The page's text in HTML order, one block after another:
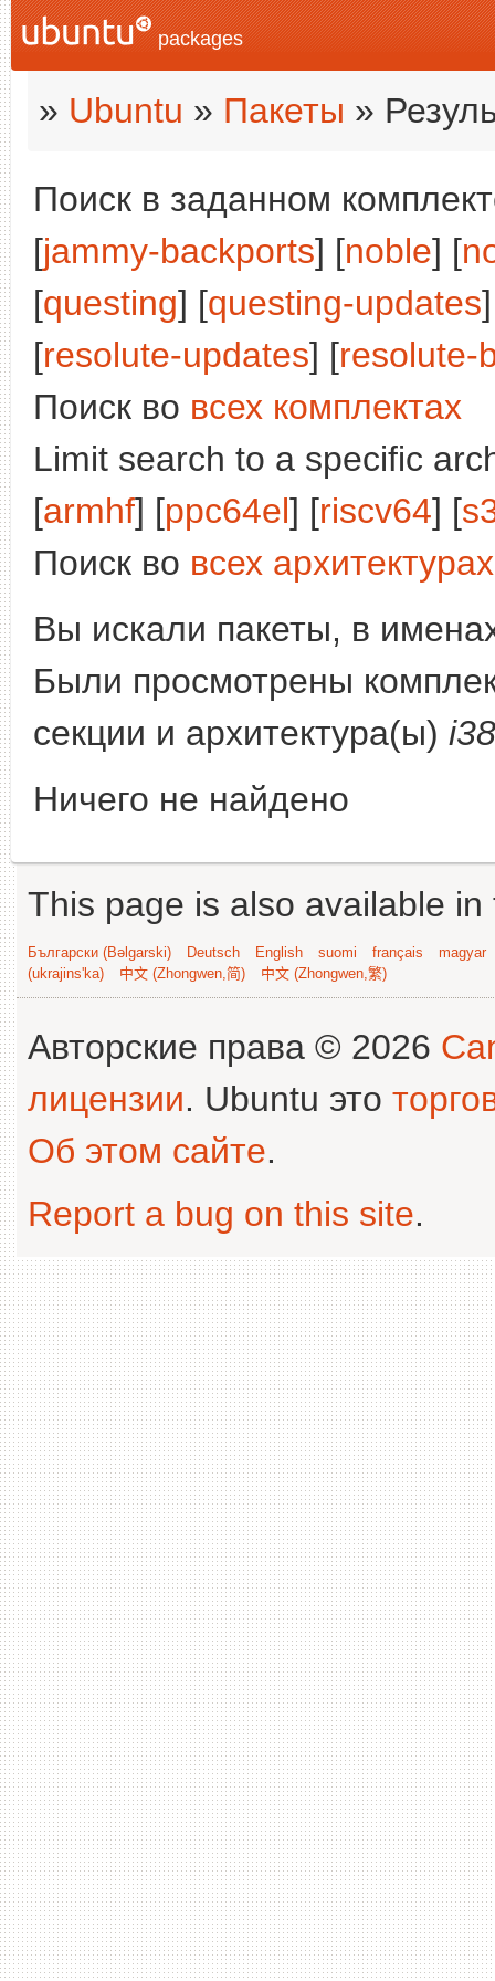
packages
» Ubuntu » Пакеты »
Поиск в заданном
[jammy-backports] [noble] [
[questing] [questing-updates
[resolute-updates] [resolute-
Поиск во всех комплектах
Limit search to a specific
[armhf] [ppc64el] [riscv64] [
Поиск во всех архитектурах
Вы искали пакеты, в
Были просмотрены
секции и архитектура(ы)
Ничего не найдено
This page is also available
Български (Bəlgarski) Deutsch English suomi français
magyar
(ukrajins'ka)
中文 (Zhongwen,简) 中文 (Zhongwen,繁)
Авторские права © 2026
лицензии. Ubuntu это
Об этом сайте.
Report a bug on this site.